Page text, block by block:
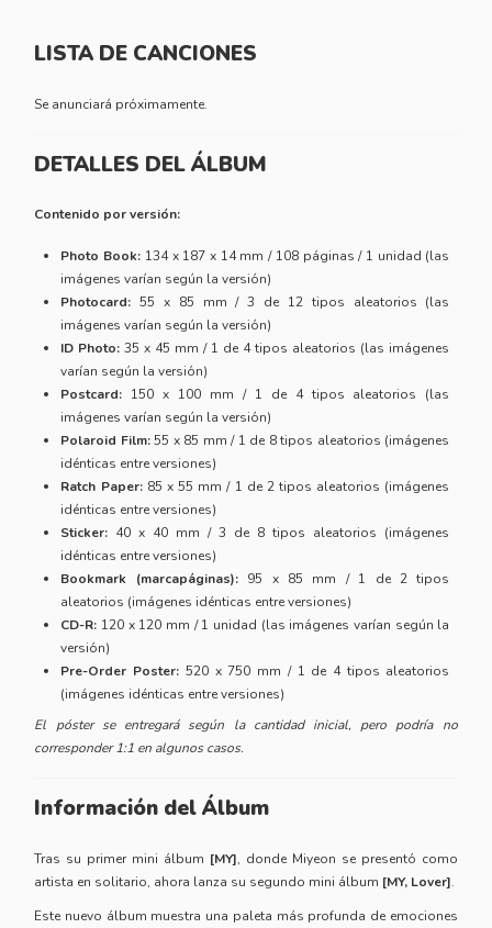
LISTA DE CANCIONES
Se anunciará próximamente.
DETALLES DEL ÁLBUM
Contenido por versión:
Photo Book: 134 x 187 x 14 mm / 108 páginas / 1 unidad (las
imágenes varían según la versión)
Photocard: 55 x 85 mm / 3 de 12 tipos aleatorios (las
imágenes varían según la versión)
ID Photo: 35 x 45 mm / 1 de 4 tipos aleatorios (las imágenes
varían según la versión)
Postcard: 150 x 100 mm / 1 de 4 tipos aleatorios (las
imágenes varían según la versión)
Polaroid Film:55 x 85 mm / 1 de 8 tipos aleatorios (imágenes
idénticas entre versiones)
Ratch Paper:85 x 55 mm / 1 de 2 tipos aleatorios (imágenes
idénticas entre versiones)
Sticker: 40 x 40 mm / 3 de 8 tipos aleatorios (imágenes
idénticas entre versiones)
Bookmark (marcapáginas):95 x 85 mm / 1 de 2 tipos
aleatorios (imágenes idénticas entre versiones)
CD-R: 120 x 120 mm / 1 unidad (las imágenes varían según la
versión)
Pre-Order Poster: 520 x 750 mm / 1 de 4 tipos aleatorios
(imágenes idénticas entre versiones)
El póster se entregará según la cantidad inicial, pero podría no
corresponder 1:1 en algunos casos.
Información del Álbum
Tras su primer mini álbum [MY], donde Miyeon se presentó como
artista en solitario, ahora lanza su segundo mini álbum [MY, Lover].
Este nuevo álbum muestra una paleta más profunda de emociones